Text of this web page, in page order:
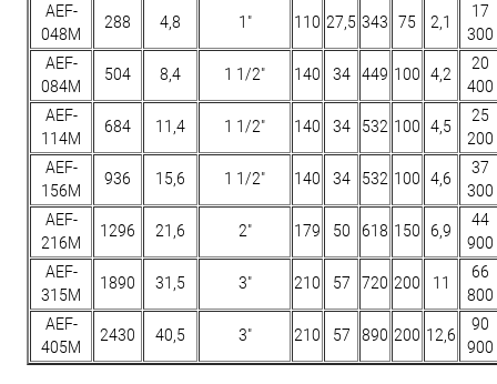
AEF-
048M
288 4,8 1" 110 27,5 343 75 2,1
17
300
AEF-
084M
504 8,4 1 1/2" 140 34 449 100 4,2
20
400
AEF-
114M
684 11,4 1 1/2" 140 34 532 100 4,5
25
200
AEF-
156M
936 15,6 1 1/2" 140 34 532 100 4,6
37
300
AEF-
216M
1296 21,6 2" 179 50 618 150 6,9
44
900
AEF-
315M
1890 31,5 3" 210 57 720 200 11
66
800
AEF-
405M
2430 40,5 3" 210 57 890 200 12,6
90
900